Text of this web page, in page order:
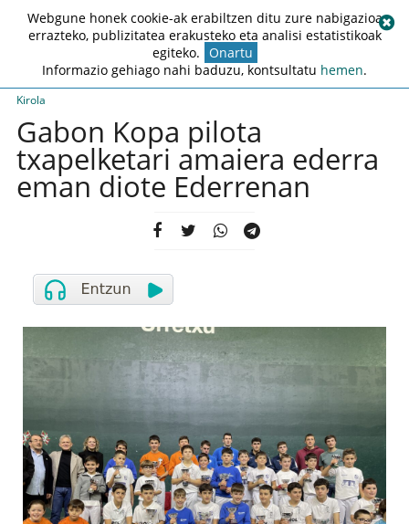
Kirola
Gabon Kopa pilota
txapelketari amaiera ederra
eman diote Ederrenan
Webgune honek cookie-ak erabiltzen ditu zure nabigazioa
errazteko, publizitatea erakusteko eta analisi estatistikoak
egiteko. Onartu
Informazio gehiago nahi baduzu, kontsultatu hemen.